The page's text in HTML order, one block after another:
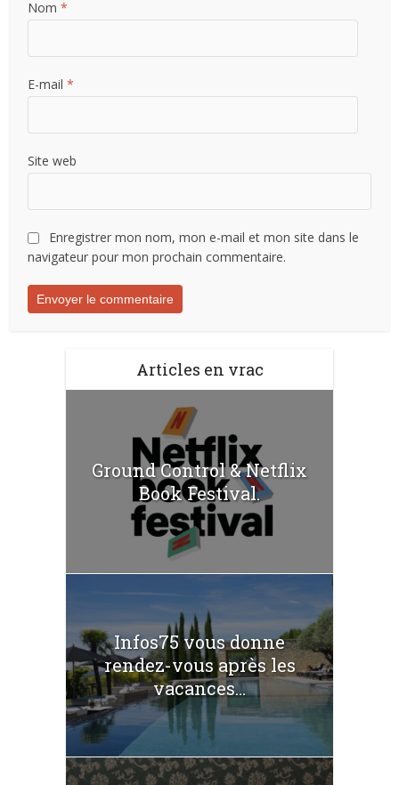
Nom*
E-mail*
Site web
Enregistrer mon nom, mon e-mail et mon site dans le
navigateur pour mon prochain commentaire.
Articles en vrac
Ground Control & Netflix
Book Festival.
Infos75 vous donne
rendez-vous après les
vacances...